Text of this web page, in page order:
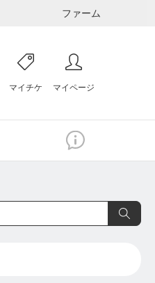
ファーム
マイチケ マイページ